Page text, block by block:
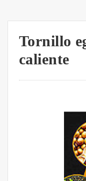
Tornillo
caliente